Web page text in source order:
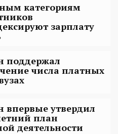
категориям
зарплату
поддержал
числа платных
впервые утвердил
план
деятельности